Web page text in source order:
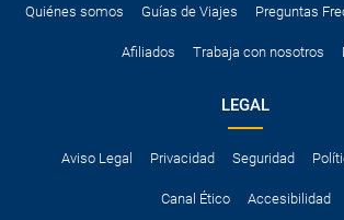
Quiénes somos Guías de Viajes Preguntas
Afiliados Trabaja con nosotros
LEGAL
Aviso Legal Privacidad Seguridad
Canal Ético Accesibilidad